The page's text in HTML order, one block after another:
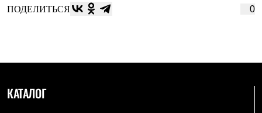
ПОДЕЛИТЬСЯ 0
КАТАЛОГ